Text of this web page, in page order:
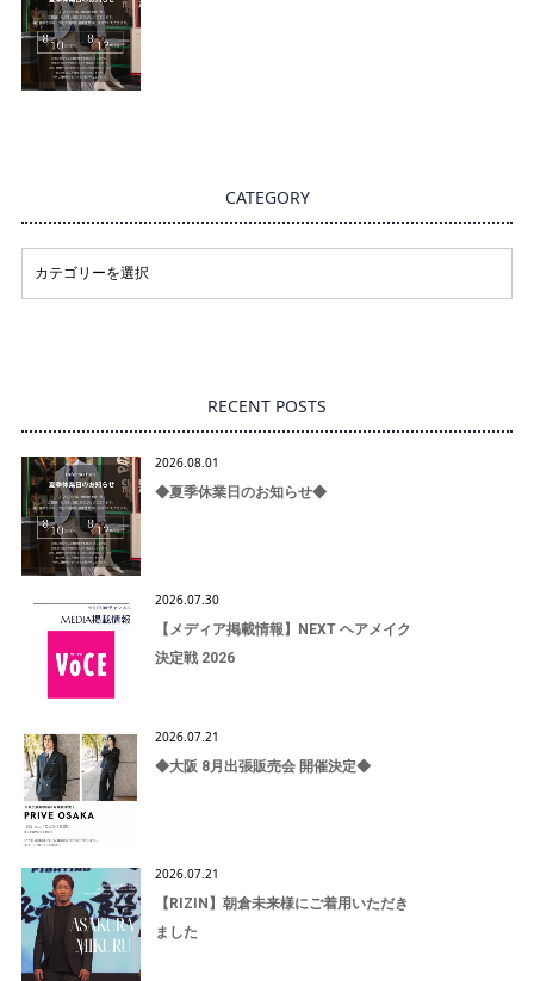
CATEGORY
RECENT POSTS
2026.08.01
◆夏季休業日のお知らせ◆
2026.07.30
【メディア掲載情報】NEXT ヘアメイク
決定戦 2026
2026.07.21
◆大阪 8月出張販売会 開催決定◆
2026.07.21
【RIZIN】朝倉未来様にご着用いただき
ました